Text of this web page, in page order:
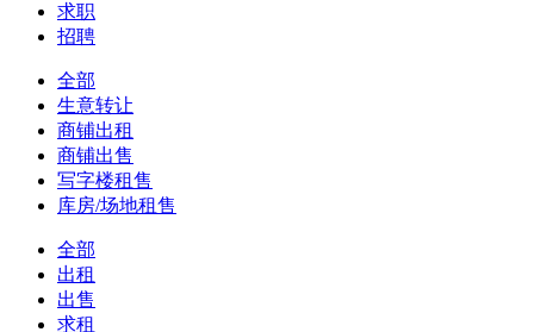
求职
招聘
全部
生意转让
商铺出租
商铺出售
写字楼租售
库房/场地租售
全部
出租
出售
求租